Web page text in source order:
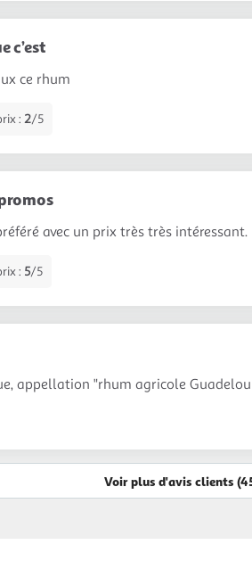
c’est
ce rhum
: 2/5
avec un prix très très intéressant.
: 5/5
appellation "rhum agricole
Voir plus d'avis clients